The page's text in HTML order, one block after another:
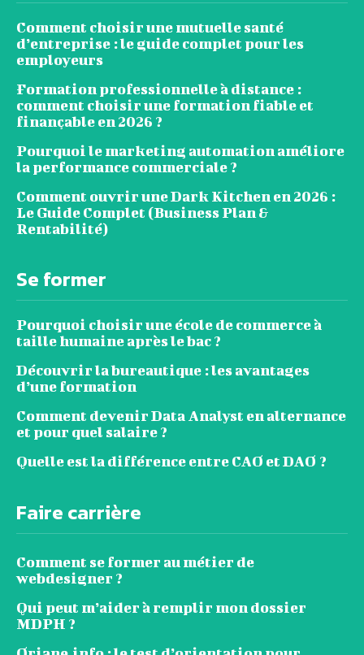
Comment choisir une mutuelle santé
d’entreprise : le guide complet pour les
employeurs
Formation professionnelle à distance :
comment choisir une formation fiable et
finançable en 2026 ?
Pourquoi le marketing automation améliore
la performance commerciale ?
Comment ouvrir une Dark Kitchen en 2026 :
Le Guide Complet (Business Plan &
Rentabilité)
Se former
Pourquoi choisir une école de commerce à
taille humaine après le bac ?
Découvrir la bureautique : les avantages
d’une formation
Comment devenir Data Analyst en alternance
et pour quel salaire ?
Quelle est la différence entre CAO et DAO ?
Faire carrière
Comment se former au métier de
webdesigner ?
Qui peut m’aider à remplir mon dossier
MDPH ?